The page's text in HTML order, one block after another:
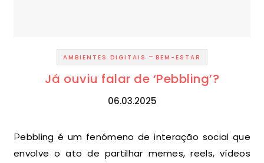
AMBIENTES DIGITAIS - BEM-ESTAR
Já ouviu falar de ‘Pebbling’?
06.03.2025
Pebbling é um fenómeno de interação social que
envolve o ato de partilhar memes, reels, vídeos